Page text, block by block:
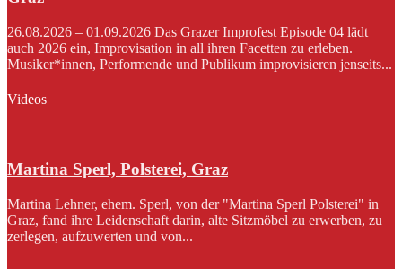
26.08.2026 – 01.09.2026 Das Grazer Improfest Episode 04 lädt
auch 2026 ein, Improvisation in all ihren Facetten zu erleben.
Musiker*innen, Performende und Publikum improvisieren jenseits...
Videos
Martina Sperl, Polsterei, Graz
Martina Lehner, ehem. Sperl, von der "Martina Sperl Polsterei" in
Graz, fand ihre Leidenschaft darin, alte Sitzmöbel zu erwerben, zu
zerlegen, aufzuwerten und von...